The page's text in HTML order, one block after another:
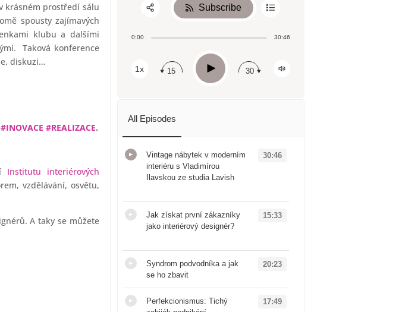
krásném prostředí sálu
spousty zajímavých
klubu a dalšími
Taková konference
diskuzi…
#REALIZACE.
Institutu interiérových
vzdělávání, osvětu,
A taky se můžete
0:00 30:46
1x 15 Play 30
Subscribe
All Episodes
Vintage nábytek v moderním
interiéru s Vladimírou
Ilavskou ze studia Lavish
30:46
Jak získat první zákazníky
jako interiérový designér?
15:33
Syndrom podvodníka a jak
se ho zbavit
20:23
Perfekcionismus: Tichý
17:49
Share:
RSS
Apple Podcast
Spotify